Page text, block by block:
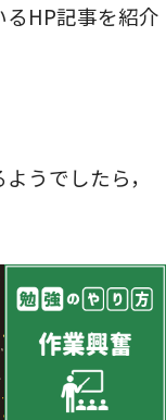
HP記事を紹介
うでしたら，